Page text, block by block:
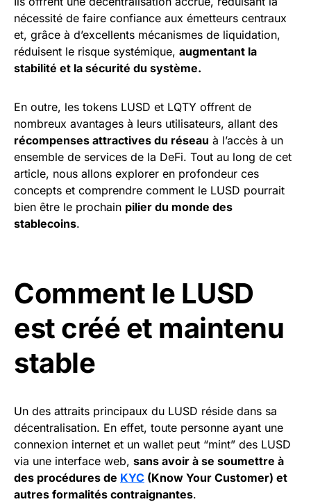
nécessité de faire confiance aux émetteurs centraux
et, grâce à d’excellents mécanismes de liquidation,
réduisent le risque systémique, augmentant la
stabilité et la sécurité du système.
En outre, les tokens LUSD et LQTY offrent de
nombreux avantages à leurs utilisateurs, allant des
récompenses attractives du réseau à l’accès à un
ensemble de services de la DeFi. Tout au long de cet
article, nous allons explorer en profondeur ces
concepts et comprendre comment le LUSD pourrait
bien être le prochain pilier du monde des
stablecoins.
Comment le LUSD
est créé et maintenu
stable
Un des attraits principaux du LUSD réside dans sa
décentralisation. En effet, toute personne ayant une
connexion internet et un wallet peut “mint” des LUSD
via une interface web, sans avoir à se soumettre à
des procédures de KYC (Know Your Customer) et
autres formalités contraignantes.